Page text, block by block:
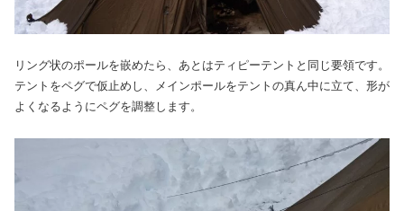
リング状のポールを嵌めたら、あとはティピーテントと同じ要領です。
テントをペグで仮止めし、メインポールをテントの真ん中に立て、形が
よくなるようにペグを調整します。